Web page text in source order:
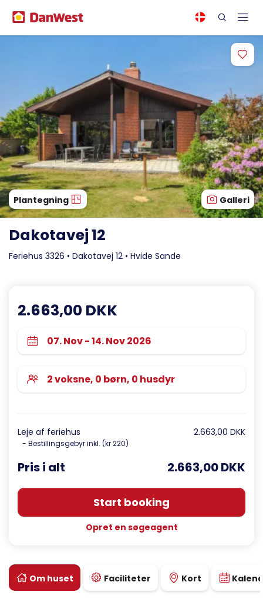
Plantegning Galleri
Dakotavej 12
Feriehus 3326 • Dakotavej 12 • Hvide Sande
Om huset Faciliteter Kort
2.663,00 DKK
Leje af feriehus
- Bestillingsgebyr inkl. (kr 220)
2.663,00 DKK
Pris i alt 2.663,00 DKK
Start booking
Opret en søgeagent